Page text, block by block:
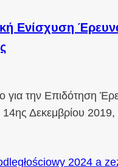
Ενίσχυση
για την Επιδότηση
Δεκεμβρίου 2019,